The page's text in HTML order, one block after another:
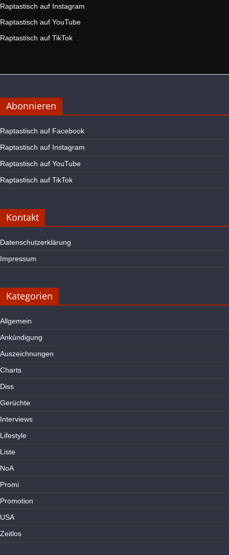
Raptastisch auf Instagram
Raptastisch auf YouTube
Raptastisch auf TikTok
Abonnieren
Raptastisch auf Facebook
Raptastisch auf Instagram
Raptastisch auf YouTube
Raptastisch auf TikTok
Kontakt
Datenschutzerklärung
Impressum
Kategorien
Allgemein
Ankündigung
Auszeichnungen
Charts
Diss
Gerüchte
Interviews
Lifestyle
Liste
NoA
Promi
Promotion
USA
Zeitlos